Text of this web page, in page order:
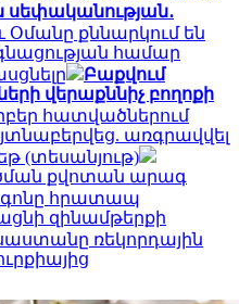
Օմանը քննարկում են
համար
Բաքվում
վերաքննիչ բողոքի
հատվածներում
առգրավվել
(տեսանյութ)
քվոտան արագ
հրատապ
զինամթերքի
ռեկորդային